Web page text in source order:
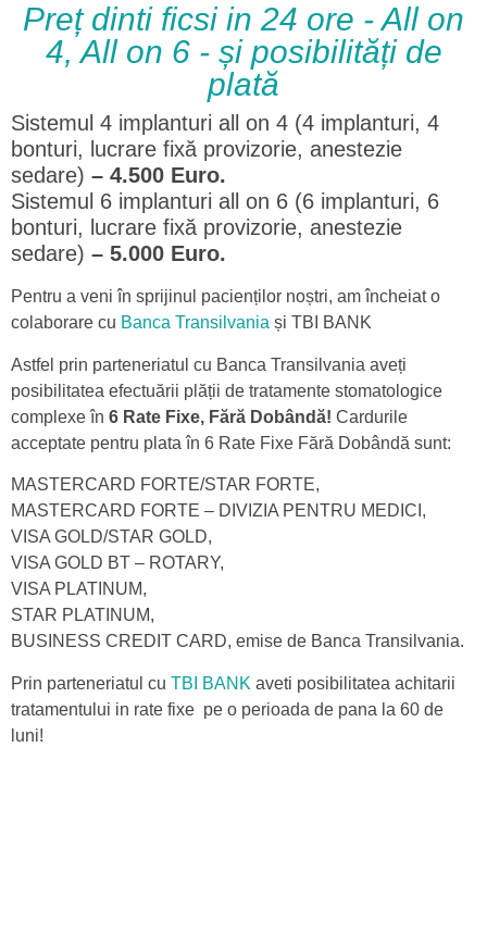
Preț dinti ficsi in 24 ore - All on
4, All on 6 - și posibilități de
plată
Sistemul 4 implanturi all on 4 (4 implanturi, 4
bonturi, lucrare fixă provizorie, anestezie
sedare) – 4.500 Euro.
Sistemul 6 implanturi all on 6 (6 implanturi, 6
bonturi, lucrare fixă provizorie, anestezie
sedare) – 5.000 Euro.
Pentru a veni în sprijinul pacienților noștri, am încheiat o
colaborare cu Banca Transilvania și TBI BANK
Astfel prin parteneriatul cu Banca Transilvania aveți
posibilitatea efectuării plății de tratamente stomatologice
complexe în 6 Rate Fixe, Fără Dobândă! Cardurile
acceptate pentru plata în 6 Rate Fixe Fără Dobândă sunt:
MASTERCARD FORTE/STAR FORTE,
MASTERCARD FORTE – DIVIZIA PENTRU MEDICI,
VISA GOLD/STAR GOLD,
VISA GOLD BT – ROTARY,
VISA PLATINUM,
STAR PLATINUM,
BUSINESS CREDIT CARD, emise de Banca Transilvania.
Prin parteneriatul cu TBI BANK aveti posibilitatea achitarii
tratamentului in rate fixe pe o perioada de pana la 60 de
luni!